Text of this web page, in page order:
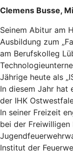
Clemens Busse,
Seinem Abitur am
Ausbildung zum
am Berufskolleg
Jährige heute als
In diesem Jahr hat
der IHK
In seiner Freizeit
bei der
Institut der